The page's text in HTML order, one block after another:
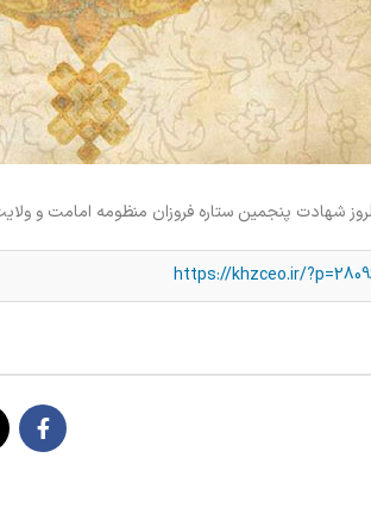
شهادت پنجمین ستاره فروزان منظومه امامت و
https://khzceo.ir/